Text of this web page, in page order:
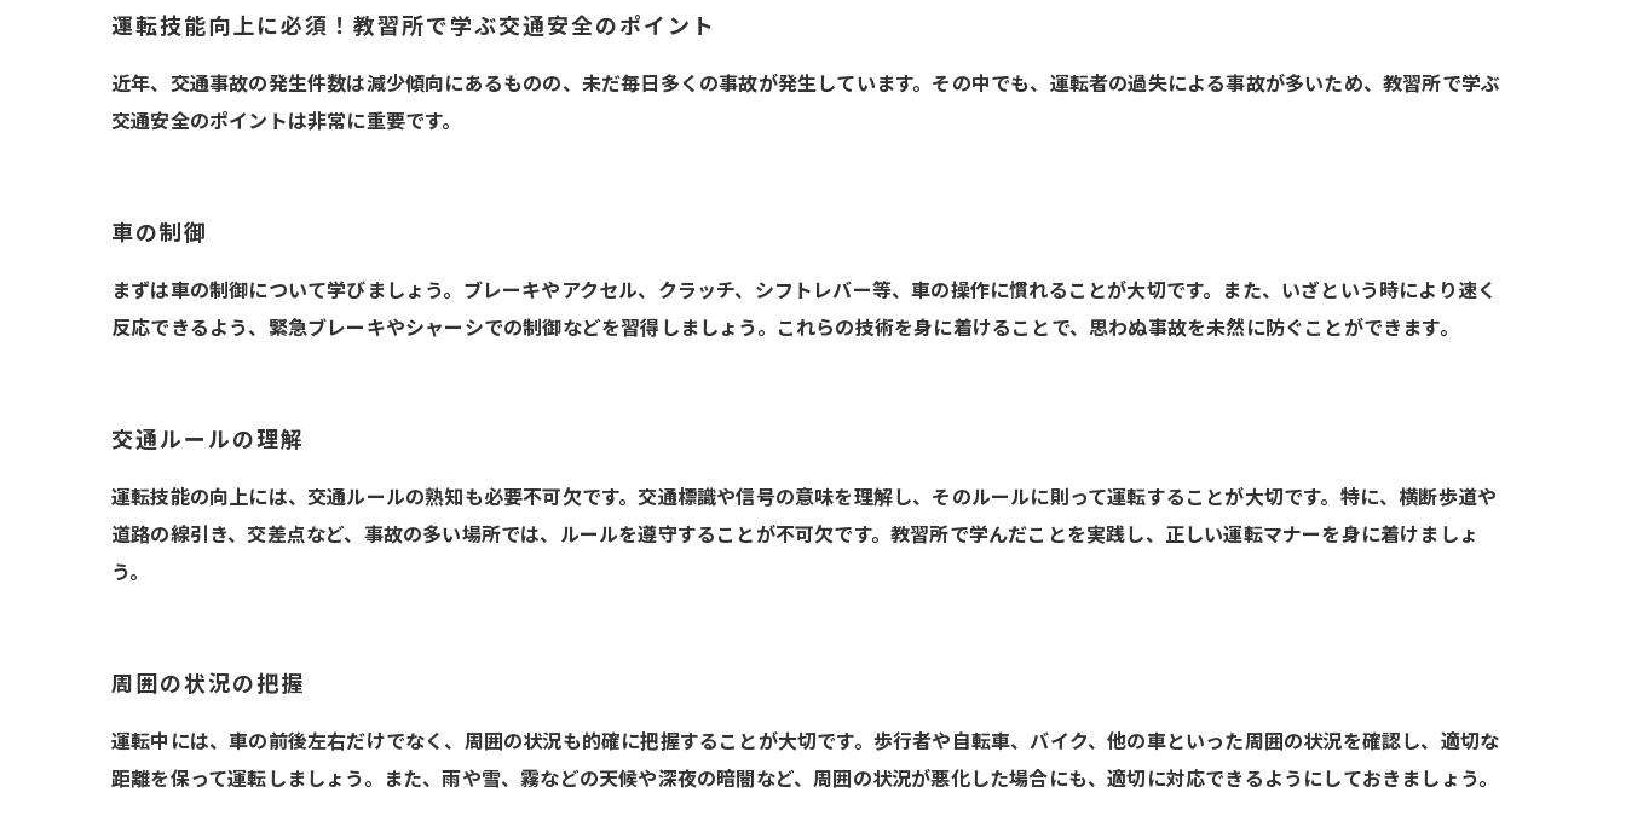
運転技能向上に必須！教習所で学ぶ交通安全のポイント
近年、交通事故の発生件数は減少傾向にあるものの、未だ毎日多くの事故が発生しています。その中でも、運転者の過失による事故が多いため、教習所で学ぶ
交通安全のポイントは非常に重要です。
車の制御
まずは車の制御について学びましょう。ブレーキやアクセル、クラッチ、シフトレバー等、車の操作に慣れることが大切です。また、いざという時により速く
反応できるよう、緊急ブレーキやシャーシでの制御などを習得しましょう。これらの技術を身に着けることで、思わぬ事故を未然に防ぐことができます。
交通ルールの理解
運転技能の向上には、交通ルールの熟知も必要不可欠です。交通標識や信号の意味を理解し、そのルールに則って運転することが大切です。特に、横断歩道や
道路の線引き、交差点など、事故の多い場所では、ルールを遵守することが不可欠です。教習所で学んだことを実践し、正しい運転マナーを身に着けましょ
う。
周囲の状況の把握
運転中には、車の前後左右だけでなく、周囲の状況も的確に把握することが大切です。歩行者や自転車、バイク、他の車といった周囲の状況を確認し、適切な
距離を保って運転しましょう。また、雨や雪、霧などの天候や深夜の暗闇など、周囲の状況が悪化した場合にも、適切に対応できるようにしておきましょう。